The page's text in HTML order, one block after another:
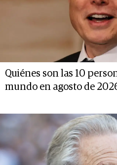
Quiénes son las 10
mundo en agosto de